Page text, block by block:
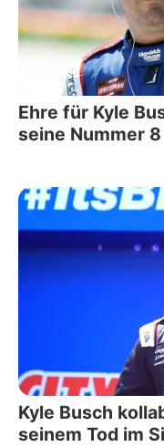
Ehre für Kyle
seine Nummer
Kyle Busch
seinem Tod im